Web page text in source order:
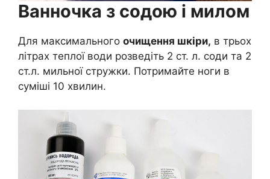
Ванночка з содою і милом
Для максимального очищення шкіри, в трьох
літрах теплої води розведіть 2 ст. л. соди та 2
ст.л. мильної стружки. Потримайте ноги в
суміші 10 хвилин.